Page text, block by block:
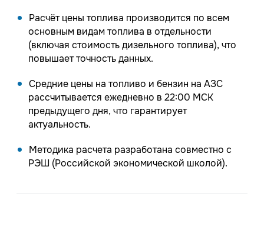
Расчёт цены топлива производится по всем
основным видам топлива в отдельности
(включая стоимость дизельного топлива), что
повышает точность данных.
Средние цены на топливо и бензин на АЗС
рассчитывается ежедневно в 22:00 МСК
предыдущего дня, что гарантирует
актуальность.
Методика расчета разработана совместно с
РЭШ (Российской экономической школой).